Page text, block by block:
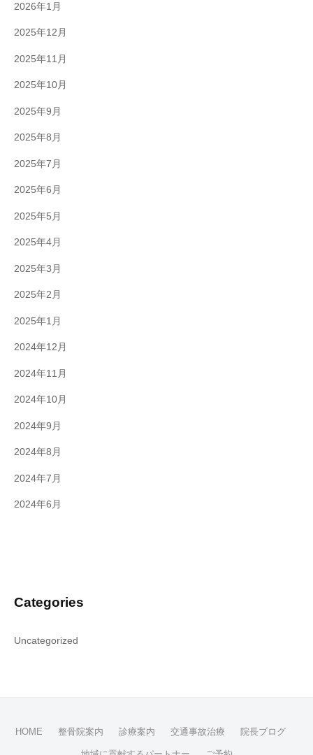
2026年1月
2025年12月
2025年11月
2025年10月
2025年9月
2025年8月
2025年7月
2025年6月
2025年5月
2025年4月
2025年3月
2025年2月
2025年1月
2024年12月
2024年11月
2024年10月
2024年9月
2024年8月
2024年7月
2024年6月
Categories
Uncategorized
HOME 整骨院案内 診療案内 交通事故治療 院長ブログ